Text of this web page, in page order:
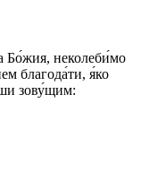
Бо́жия, неколеби́мо
благода́ти, я́ко
зову́щим: